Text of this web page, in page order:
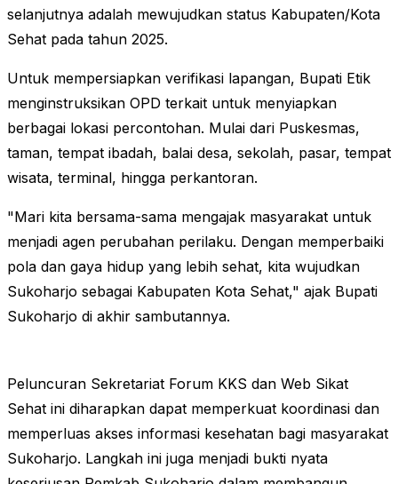
selanjutnya adalah mewujudkan status Kabupaten/Kota
Sehat pada tahun 2025.
Untuk mempersiapkan verifikasi lapangan, Bupati Etik
menginstruksikan OPD terkait untuk menyiapkan
berbagai lokasi percontohan. Mulai dari Puskesmas,
taman, tempat ibadah, balai desa, sekolah, pasar, tempat
wisata, terminal, hingga perkantoran.
"Mari kita bersama-sama mengajak masyarakat untuk
menjadi agen perubahan perilaku. Dengan memperbaiki
pola dan gaya hidup yang lebih sehat, kita wujudkan
Sukoharjo sebagai Kabupaten Kota Sehat," ajak Bupati
Sukoharjo di akhir sambutannya.
Peluncuran Sekretariat Forum KKS dan Web Sikat
Sehat ini diharapkan dapat memperkuat koordinasi dan
memperluas akses informasi kesehatan bagi masyarakat
Sukoharjo. Langkah ini juga menjadi bukti nyata